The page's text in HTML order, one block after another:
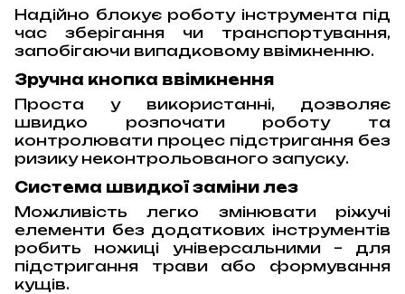
Надійно блокує роботу інструмента під
час зберігання чи транспортування,
запобігаючи випадковому ввімкненню.
Зручна кнопка ввімкнення
Проста у використанні, дозволяє
швидко розпочати роботу та
контролювати процес підстригання без
ризику неконтрольованого запуску.
Система швидкої заміни лез
Можливість легко змінювати ріжучі
елементи без додаткових інструментів
робить ножиці універсальними – для
підстригання трави або формування
кущів.